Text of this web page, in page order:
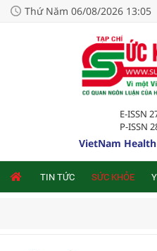
Thứ Năm 06/08/2026 13:05
E-ISSN
P-ISSN
VietNam
TIN TỨC SỨC KHỎE